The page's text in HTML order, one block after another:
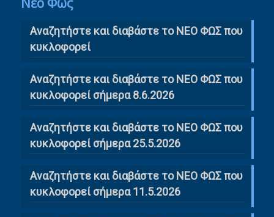
Αναζητήστε και διαβάστε το NΕΟ ΦΩΣ που
κυκλοφορεί
Αναζητήστε και διαβάστε το ΝΕΟ ΦΩΣ που
κυκλοφορεί σήμερα 8.6.2026
Αναζητήστε και διαβάστε το ΝΕΟ ΦΩΣ που
κυκλοφορεί σήμερα 25.5.2026
Αναζητήστε και διαβάστε το ΝΕΟ ΦΩΣ που
κυκλοφορεί σήμερα 11.5.2026